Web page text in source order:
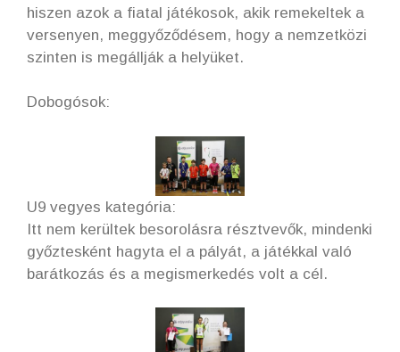
hiszen azok a fiatal játékosok, akik remekeltek a
versenyen, meggyőződésem, hogy a nemzetközi
szinten is megállják a helyüket.
Dobogósok:
U9 vegyes kategória:
Itt nem kerültek besorolásra résztvevők, mindenki
győztesként hagyta el a pályát, a játékkal való
barátkozás és a megismerkedés volt a cél.